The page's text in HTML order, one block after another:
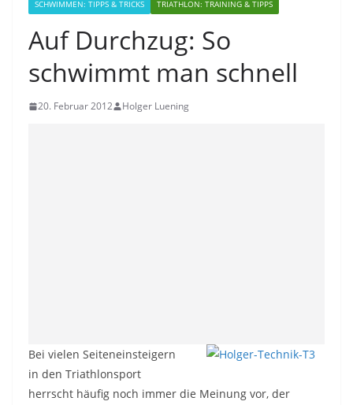
SCHWIMMEN: TIPPS & TRICKS TRIATHLON: TRAINING & TIPPS
Auf Durchzug: So
schwimmt man schnell
20. Februar 2012 Holger Luening
Bei vielen Seiteneinsteigern
in den Triathlonsport
herrscht häufig noch immer die Meinung vor, der